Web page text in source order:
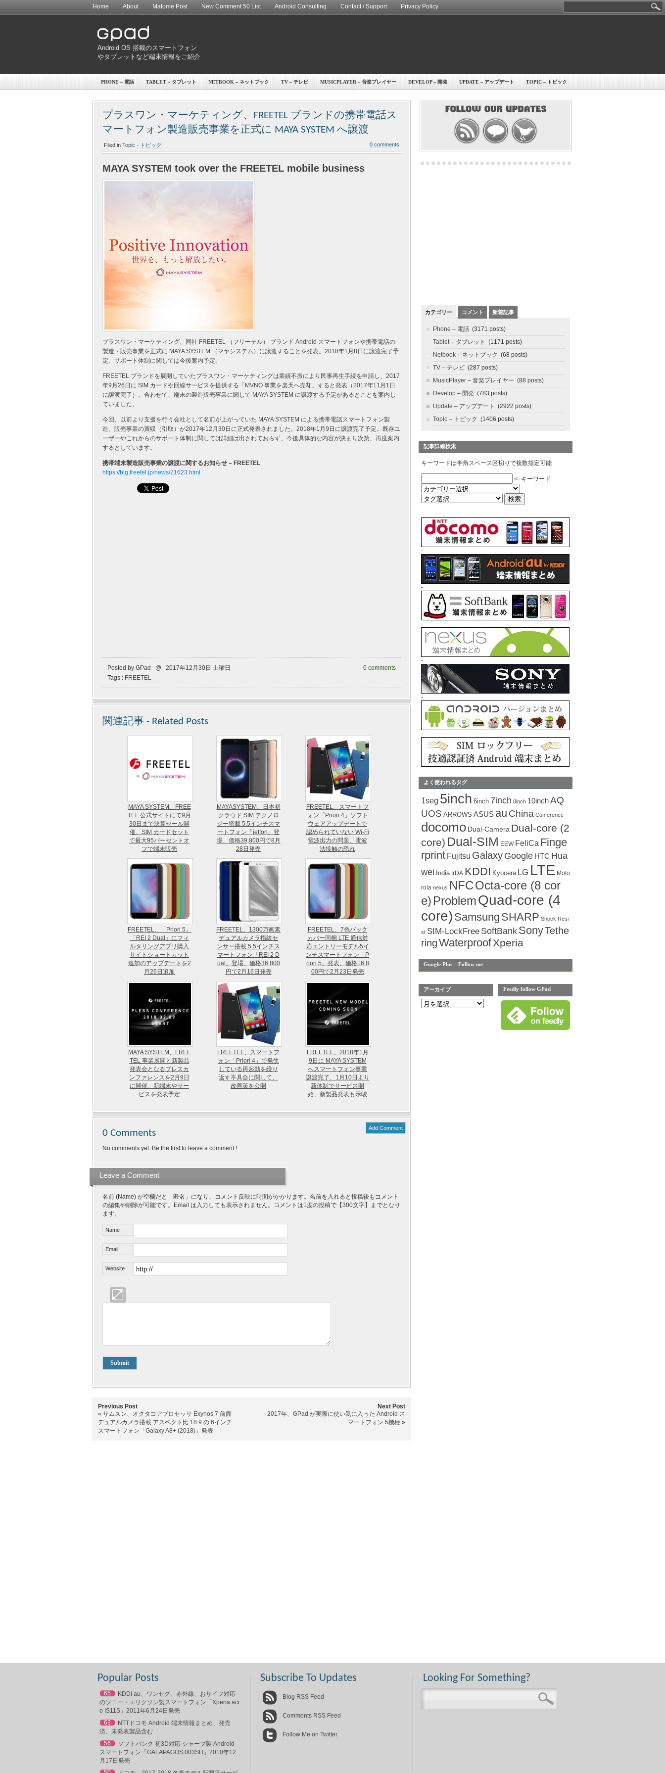
Home About Matome Post New Comment 50 List Android Consulting Contact / Support Privacy Policy
Android OS 搭載のスマートフォン
やタブレットなど端末情報をご紹介
PHONE – 電話 TABLET – タブレット NETBOOK – ネットブック TV – テレビ MUSICPLAYER – 音楽プレイヤー DEVELOP – 開発 UPDATE – アップデート TOPIC – トピック
プラスワン・マーケティング、FREETEL ブランドの携帯電話ス
マートフォン製造販売事業を正式に MAYA SYSTEM へ譲渡
Filed in Topic - トピック 0 comments
MAYA SYSTEM took over the FREETEL mobile business
プラスワン・マーケティング、同社 FREETEL （フリーテル） ブランド Android スマートフォンや携帯電話の
製造・販売事業を正式に MAYA SYSTEM （マヤシステム）に譲渡することを発表。2018年1月8日に譲渡完了予
定。サポート体制に関しては今後案内予定。
FREETEL ブランドを展開していたプラスワン・マーケティングは業績不振により民事再生手続を申請し、2017
年9月26日に SIM カードや回線サービスを提供する「MVNO 事業を楽天へ売却」すると発表（2017年11月1日
に譲渡完了）。合わせて、端末の製造販売事業に関して MAYA SYSTEM に譲渡する予定があるとことを案内し
ていました。
今回、以前より支援を行う会社として名前が上がっていた MAYA SYSTEM による携帯電話スマートフォン製
造、販売事業の買収（引取）が2017年12月30日に正式発表されました。2018年1月9日に譲渡完了予定。既存ユ
ーザーやこれからのサポート体制に関しては詳細は出されておらず、今後具体的な内容が決まり次第、再度案内
するとしています。
携帯端末製造販売事業の譲渡に関するお知らせ – FREETEL
https://blg.freetel.jp/news/21623.html
Posted by GPad @ 2017年12月30日 土曜日
0 comments
Tags : FREETEL
関連記事 - Related Posts
MAYA SYSTEM、FREE
TEL 公式サイトにて9月
30日まで決算セール開
催、SIM カードセット
で最大95パーセントオ
フで端末販売
MAYASYSTEM、日本初
クラウド SIM テクノロ
ジー搭載 5.5インチスマ
ートフォン「jetfon」登
場、価格39,800円で8月
28日発売
FREETEL、スマートフ
ォン「Priori 4」ソフト
ウェアアップデートで
認められていない Wi-Fi
電波出力の問題、電波
法接触の恐れ
FREETEL、「Priori 5」
「REI 2 Dual」にフィ
ルタリングアプリ購入
サイトショートカット
追加のアップデートを2
月26日追加
FREETEL、1300万画素
デュアルカメラ指紋セ
ンサー搭載 5.5インチス
マートフォン「REI 2 D
ual」登場、価格36,800
円で2月16日発売
FREETEL、7色バック
カバー同梱 LTE 通信対
応エントリーモデル5イ
ンチスマートフォン「P
riori 5」発表、価格16,8
00円で2月23日発売
MAYA SYSTEM、FREE
TEL 事業展開と新製品
発表会となるプレスカ
ンファレンスを2月9日
に開催、新端末やサー
ビスを発表予定
FREETEL、スマートフ
ォン「Priori 4」で発生
している再起動を繰り
返す不具合に関して、
改善策を公開
FREETEL、2018年1月
9日に MAYA SYSTEM
へスマートフォン事業
譲渡完了、1月10日より
新体制でサービス開
始、新製品発表も示唆
0 Comments Add Comment
No comments yet. Be the first to leave a comment !
Leave a Comment
名前 (Name) が空欄だと「匿名」になり、コメント反映に時間がかかります。名前を入れると投稿後もコメント
の編集や削除が可能です。Email は入力しても表示されません。コメントは1度の投稿で【300文字】までとなり
ます。
Name
Email
Website
Previous Post
« サムスン、オクタコアプロセッサ Exynos 7 前面
デュアルカメラ搭載 アスペクト比 18:9 の 6インチ
スマートフォン「Galaxy A8+ (2018)」発表
Next Post
2017年、GPad が実際に使い気に入った Android ス
マートフォン 5機種 »
カテゴリー コメント 新着記事
Phone – 電話 (3171 posts)
Tablet – タブレット
(1171 posts)
Netbook – ネットブック (68 posts)
TV – テレビ (287 posts)
MusicPlayer – 音楽プレイヤー (88 posts)
Develop – 開発 (783 posts)
Update – アップデート
(2922 posts)
Topic – トピック (1406 posts)
記事詳細検索
キーワードは半角スペース区切りで複数指定可能
<- キーワード
-
-
-
-
-
-
よく使われるタグ
1seg 5inch 6inch 7inch 8inch 10inchAQ
UOS ARROWS ASUS au China Conference
docomo Dual-Camera Dual-core (2
core) Dual-SIM EEW FeliCa Finge
rprint Fujitsu Galaxy Google HTC Hua
wei India IrDA KDDI Kyocera LG LTE Moto
rola nexus NFCOcta-core (8 cor
e) ProblemQuad-core (4
core) Samsung SHARP Shock Resi
st SIM-LockFree SoftBank SonyTethe
ringWaterproofXperia
Google Plus – Follow me
アーカイブ Feedly follow GPad
Popular Posts
65
KDDI au、ワンセグ、赤外線、おサイフ対応
のソニー・エリクソン製スマートフォン「Xperia acr
o IS11S」2011年6月24日発売
63
NTTドコモ Android 端末情報まとめ、発売
済、未発表製品含む
56
ソフトバンク 初3D対応 シャープ製 Android
スマートフォン「GALAPAGOS 003SH」2010年12
月17日発売
Subscribe To Updates
Blog RSS Feed
Comments RSS Feed
Follow Me on Twitter
Looking For Something?